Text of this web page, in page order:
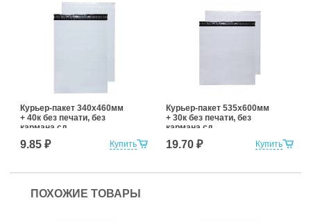
Купить
Курьер-пакет 340х460мм
+ 40к без печати, без
кармана сд
9.85 ₽ Купить
Курьер-пакет 535х600мм
+ 30к без печати, без
кармана сд
19.70 ₽
ПОХОЖИЕ ТОВАРЫ